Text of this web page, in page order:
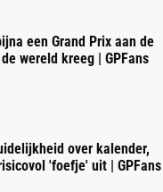
een Grand Prix aan de
wereld kreeg | GPFans
over kalender,
'foefje' uit | GPFans